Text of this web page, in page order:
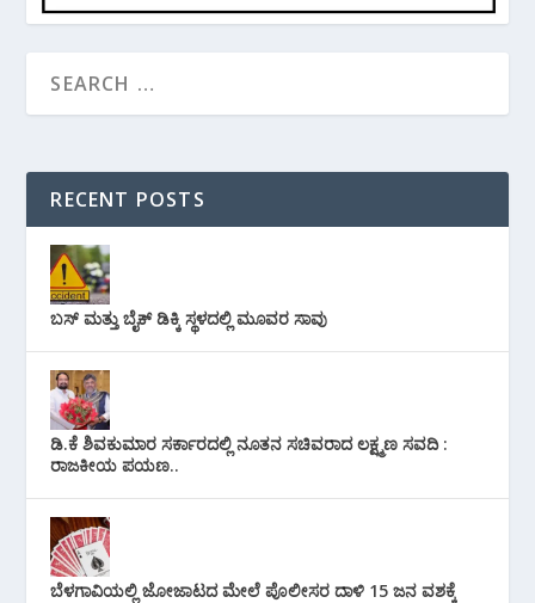
RECENT POSTS
ಬಸ್ ಮತ್ತು ಬೈಕ್ ಡಿಕ್ಕಿ ಸ್ಥಳದಲ್ಲಿ ಮೂವರ ಸಾವು
ಡಿ.ಕೆ ಶಿವಕುಮಾರ ಸರ್ಕಾರದಲ್ಲಿ ನೂತನ ಸಚಿವರಾದ ಲಕ್ಷ್ಮಣ ಸವದಿ :
ರಾಜಕೀಯ ಪಯಣ..
ಬೆಳಗಾವಿಯಲ್ಲಿ ಜೋಜಾಟದ ಮೇಲೆ ಪೊಲೀಸರ ದಾಳಿ 15 ಜನ ವಶಕ್ಕೆ